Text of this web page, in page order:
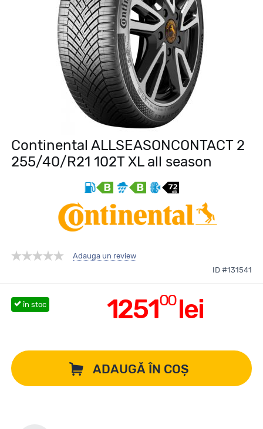
Continental ALLSEASONCONTACT 2
255/40/R21 102T XL all season
Adauga un review
ID #131541
125100lei
în stoc
ADAUGĂ ÎN COȘ